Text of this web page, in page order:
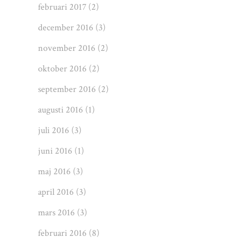
februari 2017 (2)
december 2016 (3)
november 2016 (2)
oktober 2016 (2)
september 2016 (2)
augusti 2016 (1)
juli 2016 (3)
juni 2016 (1)
maj 2016 (3)
april 2016 (3)
mars 2016 (3)
februari 2016 (8)